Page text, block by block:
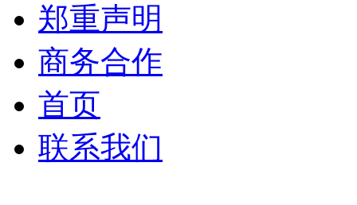
郑重声明
商务合作
首页
联系我们